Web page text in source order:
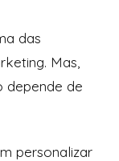
das
Mas,
depende de
personalizar